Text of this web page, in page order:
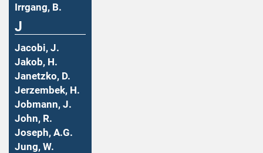
Irrgang, B.
J
Jacobi, J.
Jakob, H.
Janetzko, D.
Jerzembek, H.
Jobmann, J.
John, R.
Joseph, A.G.
Jung, W.